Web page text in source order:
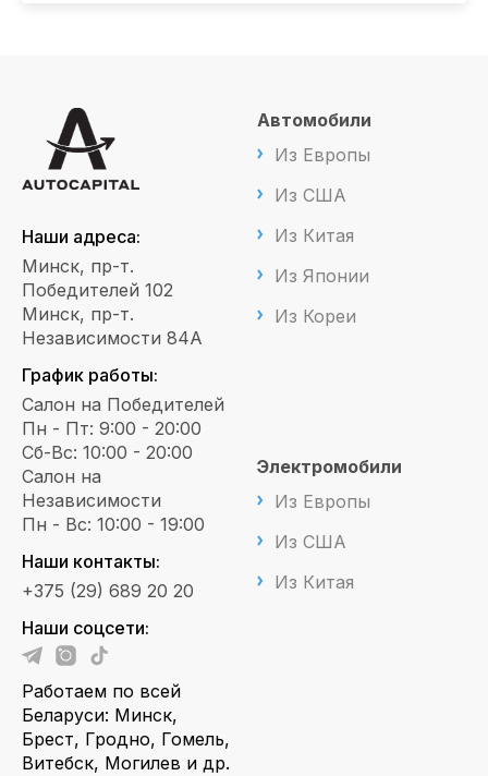
Наши адреса:
Минск, пр-т.
Победителей 102
Минск, пр-т.
Независимости 84А
График работы:
Салон на Победителей
Пн - Пт: 9:00 - 20:00
Сб-Вс: 10:00 - 20:00
Салон на
Независимости
Пн - Вс: 10:00 - 19:00
Наши контакты:
+375 (29) 689 20 20
Наши соцсети:
Работаем по всей
Беларуси: Минск,
Брест, Гродно, Гомель,
Витебск, Могилев и др.
Автомобили
Из Европы
Из США
Из Китая
Из Японии
Из Кореи
Электромобили
Из Европы
Из США
Из Китая